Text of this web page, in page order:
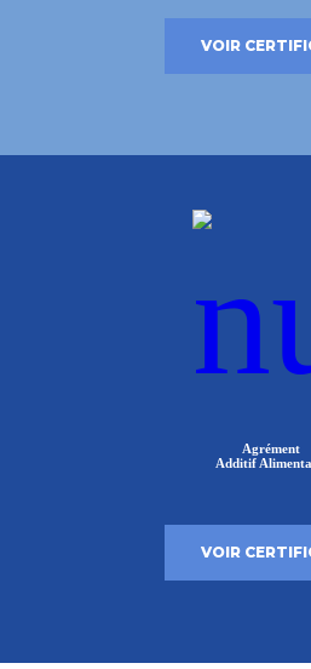
VOIR
Agrément
Additif
VOIR